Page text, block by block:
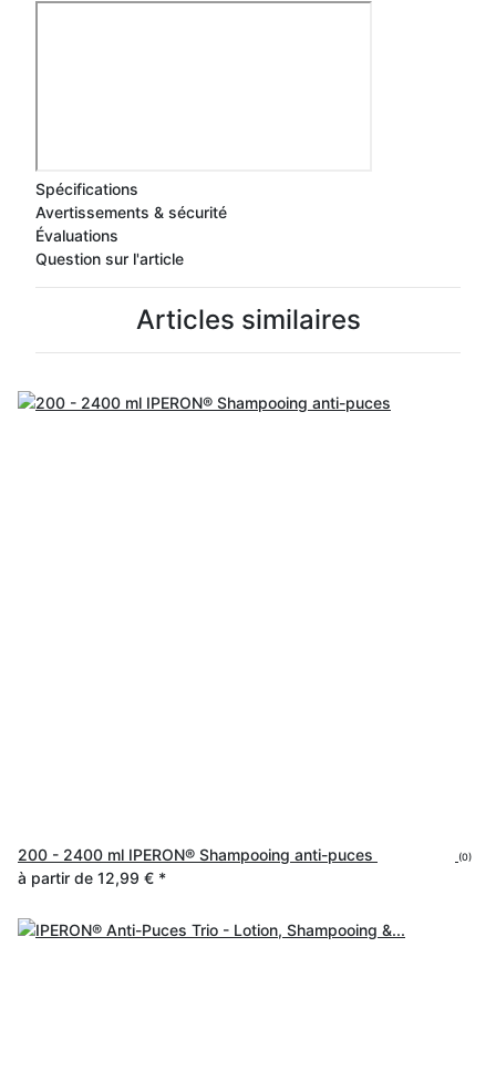
Spécifications
Avertissements & sécurité
Évaluations
Question sur l'article
Articles similaires
200 - 2400 ml IPERON® Shampooing anti-puces (0)
à partir de 12,99 € *